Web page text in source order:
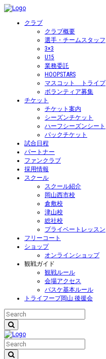
クラブ
クラブ概要
選手・チームスタッフ
3×3
U15
業務委託
HOOPSTARS
マスコット トライプ
ボランティア募集
チケット
チケット案内
シーズンチケット
ハーフシーズンシート
パックチケット
試合日程
パートナー
ファンクラブ
採用情報
スクール
スクール紹介
岡山西市校
倉敷校
津山校
総社校
プライベートレッスン
フリーコート
ショップ
オンラインショップ
観戦ガイド
観戦ルール
会場アクセス
バスケ基本ルール
トライフープ岡山 後援会